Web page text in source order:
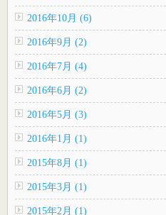
2016年10月 (6)
2016年9月 (2)
2016年7月 (4)
2016年6月 (2)
2016年5月 (3)
2016年1月 (1)
2015年8月 (1)
2015年3月 (1)
2015年2月 (1)